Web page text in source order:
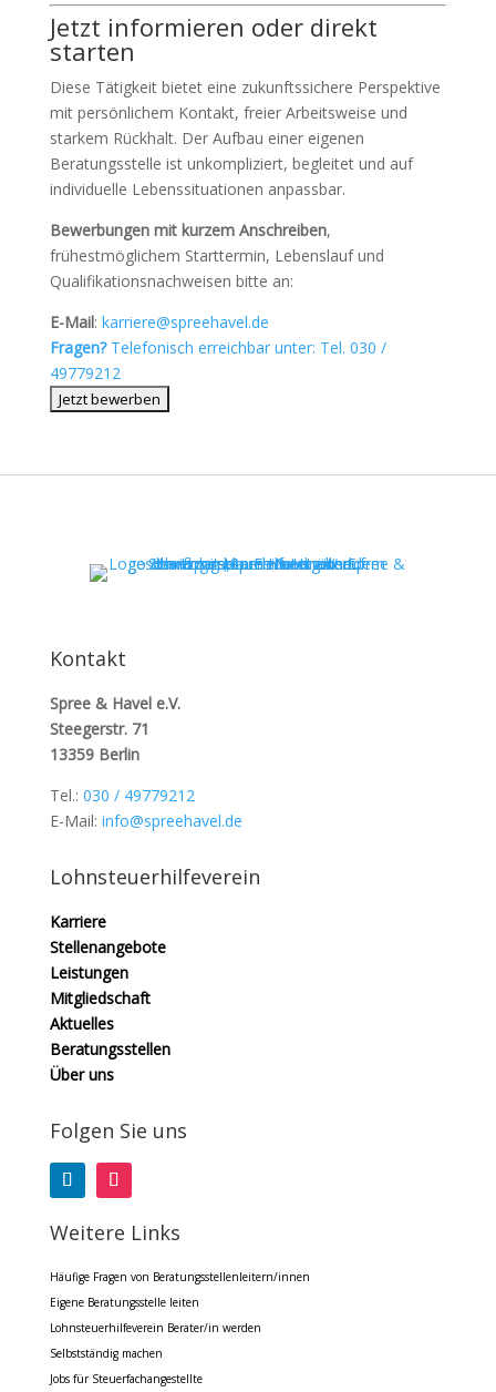
Jetzt informieren oder direkt
starten
Diese Tätigkeit bietet eine zukunftssichere Perspektive
mit persönlichem Kontakt, freier Arbeitsweise und
starkem Rückhalt. Der Aufbau einer eigenen
Beratungsstelle ist unkompliziert, begleitet und auf
individuelle Lebenssituationen anpassbar.
Bewerbungen mit kurzem Anschreiben,
frühestmöglichem Starttermin, Lebenslauf und
Qualifikationsnachweisen bitte an:
E-Mail: karriere@spreehavel.de
Fragen?Telefonisch erreichbar unter: Tel. 030 /
49779212
Kontakt
Spree & Havel e.V.
Steegerstr. 71
13359 Berlin
Tel.: 030 / 49779212
E-Mail: info@spreehavel.de
Lohnsteuerhilfeverein
Karriere
Stellenangebote
Leistungen
Mitgliedschaft
Aktuelles
Beratungsstellen
Über uns
Folgen Sie uns
Weitere Links
Häufige Fragen von Beratungsstellenleitern/innen
Eigene Beratungsstelle leiten
Lohnsteuerhilfeverein Berater/in werden
Selbstständig machen
Jobs für Steuerfachangestellte